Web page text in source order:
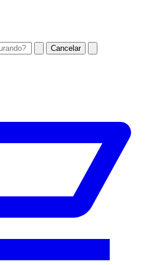
Cancelar